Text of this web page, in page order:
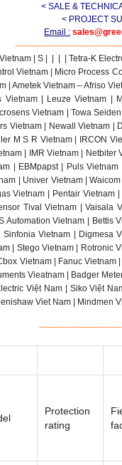
< SALE &
< PROJECT
Email :
| S | Tetra-K
Vietnam | Micro Process
| Ametek Vietnam – Afriso
| Leuze Vietnam |
Vietnam | Towa
Vietnam | Newall Vietnam |
M S R Vietnam | IRCON
| IMR Vietnam |
| EBMpapst | Puls
| Univer Vietnam |
Vietnam | Pentair Vietnam
Tival Vietnam | Vaisala
Automation Vietnam |
Vietnam |
| Stego Vietnam | Rotronic
Vietnam | Fanuc
Vieatnam | Badger
Việt Nam | Siko Việt
Viet Nam | Mindmen
Pro­tec­tion
rat­ing